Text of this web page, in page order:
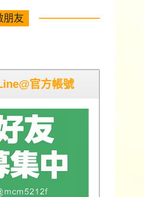
朋友
官方帳號